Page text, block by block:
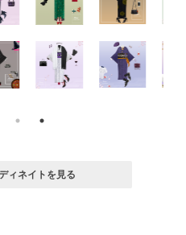
ィネイトを見る